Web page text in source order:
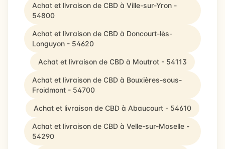
Achat et livraison de CBD à Ville-sur-Yron -
54800
Achat et livraison de CBD à Doncourt-lès-
Longuyon - 54620
Achat et livraison de CBD à Moutrot - 54113
Achat et livraison de CBD à Bouxières-sous-
Froidmont - 54700
Achat et livraison de CBD à Abaucourt - 54610
Achat et livraison de CBD à Velle-sur-Moselle -
54290